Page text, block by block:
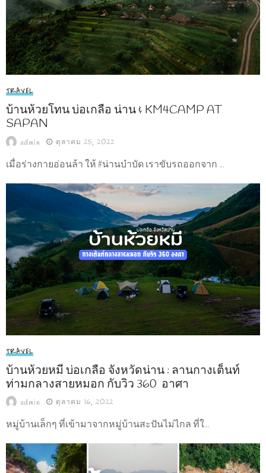
TRAVEL
บ้านห้วยโทน บ่อเกลือ น่าน & KM4CAMP AT
SAPAN
admin ตุลาคม 25, 2022
เมื่อร่างกายอ่อนล้า ให้ #น่านบำบัด เราขับรถออกจาก ...
TRAVEL
บ้านห้วยหมี บ่อเกลือ จังหวัดน่าน : ลานกางเต็นท์
ท่ามกลางสายหมอก กับวิว 360 อาศา
admin ตุลาคม 16, 2022
หมู่บ้านเล็กๆ ที่เข้ามาจากหมู่บ้านสะปันไม่ไกล ที่ใ...